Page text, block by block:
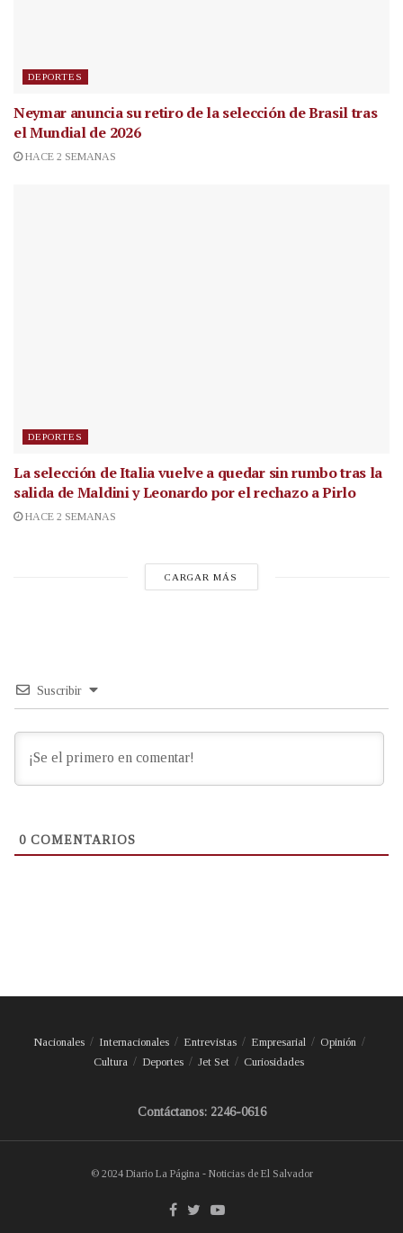
DEPORTES
Neymar anuncia su retiro de la selección de Brasil tras
el Mundial de 2026
HACE 2 SEMANAS
DEPORTES
La selección de Italia vuelve a quedar sin rumbo tras la
salida de Maldini y Leonardo por el rechazo a Pirlo
HACE 2 SEMANAS
CARGAR MÁS
Suscribir
0 COMENTARIOS
Nacionales Internacionales Entrevistas Empresarial
Opinión
Cultura
Deportes Jet Set Curiosidades
Contáctanos: 2246-0616
© 2024 Diario La Página - Noticias de El Salvador